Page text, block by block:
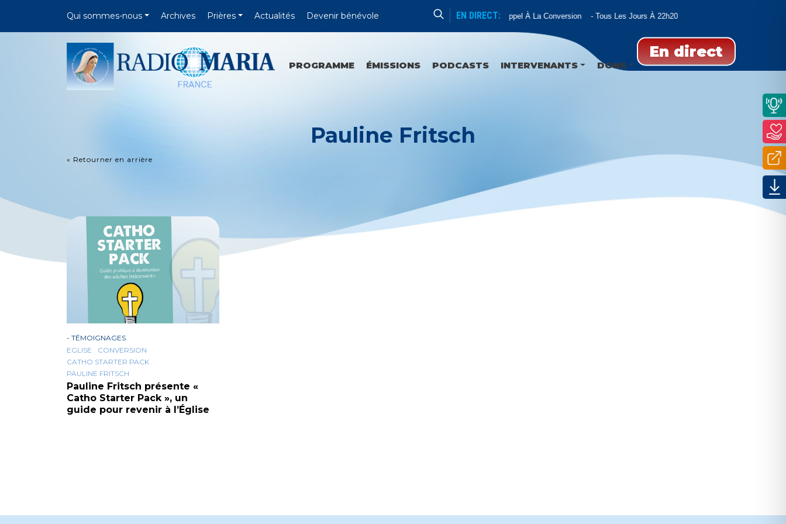
Qui sommes-nous Archives Prières Actualités Devenir bénévole EN DIRECT: Appel À La Conversion Tous Les Jours À 22h20
En direct
PROGRAMME ÉMISSIONS PODCASTS INTERVENANTS DONS
Pauline Fritsch
« Retourner en arrière
- TÉMOIGNAGES
EGLISE
CONVERSION
CATHO STARTER PACK
PAULINE FRITSCH
Pauline Fritsch présente «
Catho Starter Pack », un
guide pour revenir à l’Église